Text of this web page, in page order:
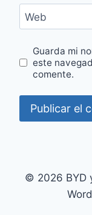
Web
Guarda mi
este
comente.
© 2026 BYD